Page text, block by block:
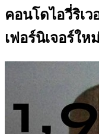
คอนโดไอวี่ริเว
เฟอร์นิเจอร์ให